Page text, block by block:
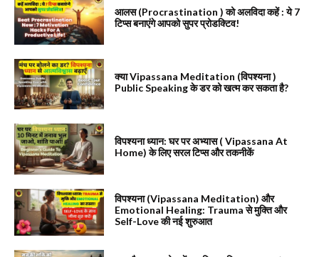
आलस (Procrastination ) को अलविदा कहें : ये 7
टिप्स बनाएंगे आपको सुपर प्रोडक्टिव!
क्या Vipassana Meditation (विपश्यना )
Public Speaking के डर को खत्म कर सकता है?
विपश्यना ध्यान: घर पर अभ्यास ( Vipassana At
Home) के लिए सरल टिप्स और तकनीकें
विपश्यना (Vipassana Meditation) और
Emotional Healing: Trauma से मुक्ति और
Self-Love की नई शुरुआत